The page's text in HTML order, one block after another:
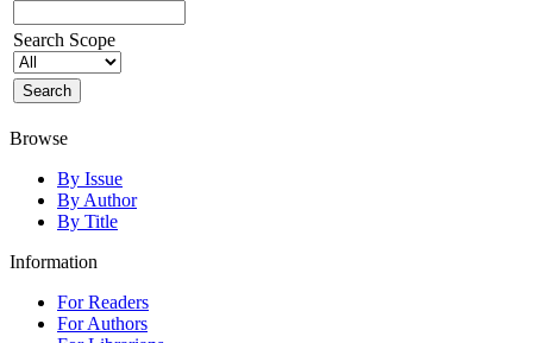
Search Scope
Browse
By Issue
By Author
By Title
Information
For Readers
For Authors